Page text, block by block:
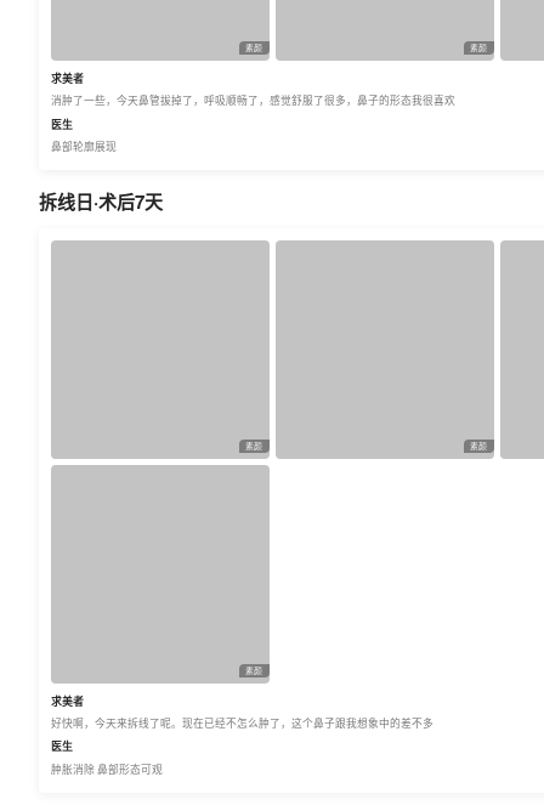
素颜 素颜
求美者
消肿了一些，今天鼻管拔掉了，呼吸顺畅了，感觉舒服了很多，鼻子的形态我很喜欢
医生
鼻部轮廓展现
拆线日·术后7天
素颜 素颜
素颜
求美者
好快啊，今天来拆线了呢。现在已经不怎么肿了，这个鼻子跟我想象中的差不多
医生
肿胀消除 鼻部形态可观